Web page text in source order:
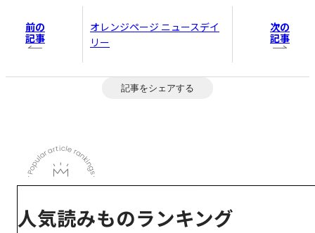
前の
記事
オレンジページ ニュースデイ
リー
次の
記事
記事をシェアする
人気読みものランキング